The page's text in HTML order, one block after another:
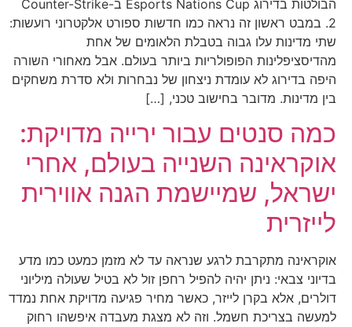
הבולטות בדירוג Esports Nations Cup ב-Counter-Strike
2. במבט ראשון זה נראה כמו חדשות ספורט אלקטרוני רועשות:
שתי מדינות עלו גבוה בטבלת הלאומים של אחת
מהדיסציפלינות הפופולריות ביותר בעולם. אבל מאחורי השורה
היפה בדירוג לא עומדת ניצחון של נבחרות ולא סדרת משחקים
בין מדינות. מדובר בחישוב טכני, […]
כמה סנטים עבור ירייה מדויקת:
אוקראינה השנייה בעולם, אחרי
ישראל, שמיישמת הגנה אווירית
לייזרית
אוקראינה מתקרבת לרגע שנראה עד לא מזמן כמעט כמו מדע
בדיוני צבאי: ניתן יהיה להפיל רחפן זול לא בטיל שעולה מיליוני
דולרים, אלא בקרן לייזר, כאשר מחיר פגיעה מדויקת אחת נמדד
למעשה בצריכת חשמל. וזה לא מצגת מעבדה איפשהו רחוק